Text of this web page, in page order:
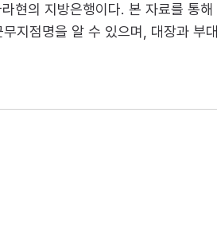
현의 지방은행이다. 본 자료를 통해
지점명을 알 수 있으며, 대장과 부대